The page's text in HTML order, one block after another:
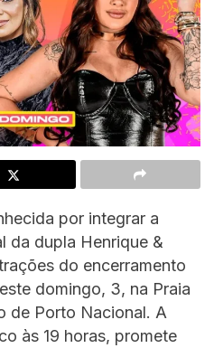
por integrar a
da dupla Henrique &
do encerramento
domingo, 3, na Praia
de Porto Nacional. A
às 19 horas, promete